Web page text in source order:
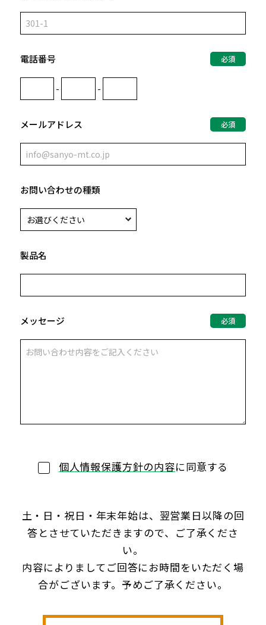
電話番号 必須
- -
メールアドレス 必須
お問い合わせの種類
製品名
メッセージ 必須
個人情報保護方針の内容に同意する
土・日・祝日・年末年始は、翌営業日以降の回
答とさせていただきますので、ご了承くださ
い。
内容によりましてご回答にお時間をいただく場
合がございます。予めご了承ください。